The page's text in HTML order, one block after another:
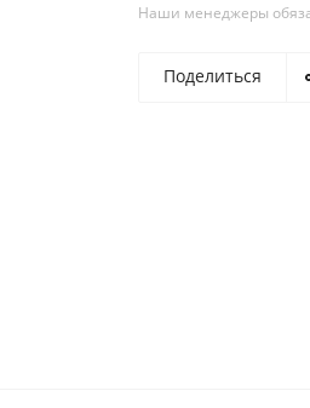
Наши менеджеры
Поделиться